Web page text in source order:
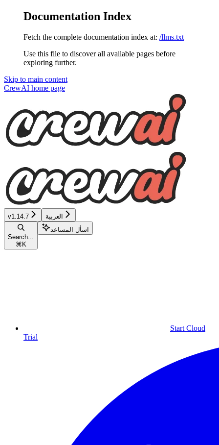
Documentation Index
Fetch the complete documentation index at: /llms.txt
Use this file to discover all available pages before
exploring further.
Skip to main content
CrewAI home page
v1.14.7 العربية
Search...
⌘ K
اسأل المساعد
Start Cloud
Trial